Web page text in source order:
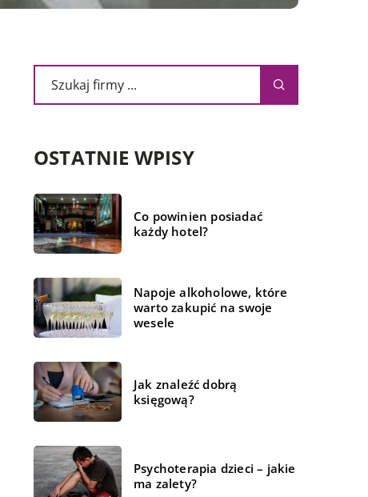
OSTATNIE WPISY
Co powinien posiadać
każdy hotel?
Napoje alkoholowe, które
warto zakupić na swoje
wesele
Jak znaleźć dobrą
księgową?
Psychoterapia dzieci – jakie
ma zalety?